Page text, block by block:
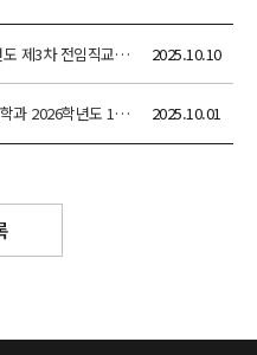
[DGIST 교무팀]「2025년도 제3차 전임직교원 상시 공개초빙」안내 2025.10.10
[동국대학교] 화공생물공학과 2026학년도 1학기 전임교원 채용 안내 (~10.15까지) 2025.10.01